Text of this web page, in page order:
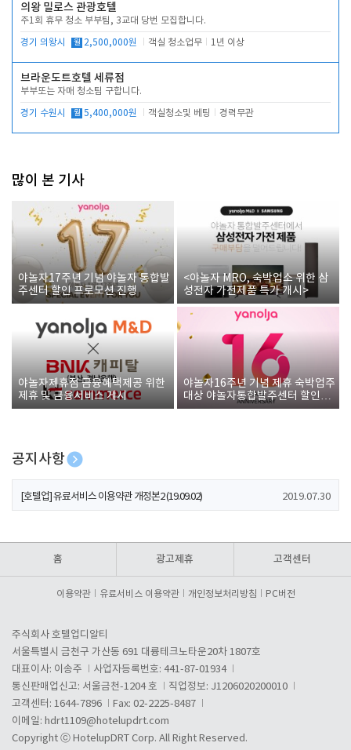
의왕 밀로스 관광호텔
주1회 휴무 청소 부부팀, 3교대 당번 모집합니다.
경기 의왕시 월 2,500,000원 객실 청소업무 1년 이상
브라운도트호텔 세류점
부부또는 자매 청소팀 구합니다.
경기 수원시 월 5,400,000원 객실청소및 베팅 경력무관
많이 본 기사
야놀자17주년 기념 야놀자 통합발
주센터 할인 프로모션 진행
<야놀자 MRO, 숙박업소 위한 삼
성전자 가전제품 특가 개시>
야놀자제휴점 금융혜택제공 위한
제휴 및 금융서비스 게시
야놀자16주년 기념 제휴 숙박업주
대상 야놀자통합발주센터 할인쿠
폰 증정
공지사항
[호텔업] 개인정보 처리방침 개정본1 (19.09.02)
[호텔업] 유료서비스 이용약관 개정본2 (19.09.02) 2019.07.30
홈 광고제휴 고객센터
이용약관 유료서비스 이용약관 개인정보처리방침 PC버전
주식회사 호텔업디알티
서울특별시 금천구 가산동 691 대륭테크노타운20차 1807호
대표이사: 이송주
사업자등록번호: 441-87-01934
통신판매업신고: 서울금천-1204 호
직업정보: J1206020200010
고객센터: 1644-7896
Fax: 02-2225-8487
이메일: hdrt1109@hotelupdrt.com
Copyright ⓒ HotelupDRT Corp. All Right Reserved.